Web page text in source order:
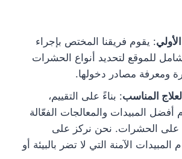
الأولي: يقوم فريقنا المختص بإجراء
للموقع لتحديد أنواع الحشرات
ومعرفة مصادر دخولها.
المناسب: بناءً على التقييم،
أفضل المبيدات والمعالجات الفعّالة
على الحشرات. نحن نركز على
المبيدات الآمنة التي لا تضر بالبيئة أو